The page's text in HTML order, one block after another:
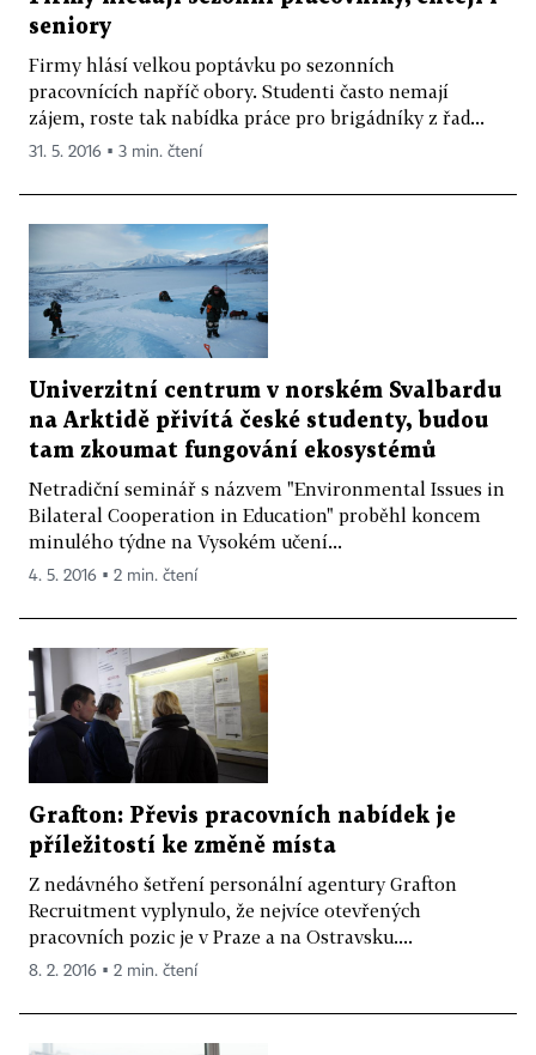
seniory
Firmy hlásí velkou poptávku po sezonních
pracovnících napříč obory. Studenti často nemají
zájem, roste tak nabídka práce pro brigádníky z řad...
31. 5. 2016 ▪ 3 min. čtení
Univerzitní centrum v norském Svalbardu
na Arktidě přivítá české studenty, budou
tam zkoumat fungování ekosystémů
Netradiční seminář s názvem "Environmental Issues in
Bilateral Cooperation in Education" proběhl koncem
minulého týdne na Vysokém učení...
4. 5. 2016 ▪ 2 min. čtení
Grafton: Převis pracovních nabídek je
příležitostí ke změně místa
Z nedávného šetření personální agentury Grafton
Recruitment vyplynulo, že nejvíce otevřených
pracovních pozic je v Praze a na Ostravsku....
8. 2. 2016 ▪ 2 min. čtení